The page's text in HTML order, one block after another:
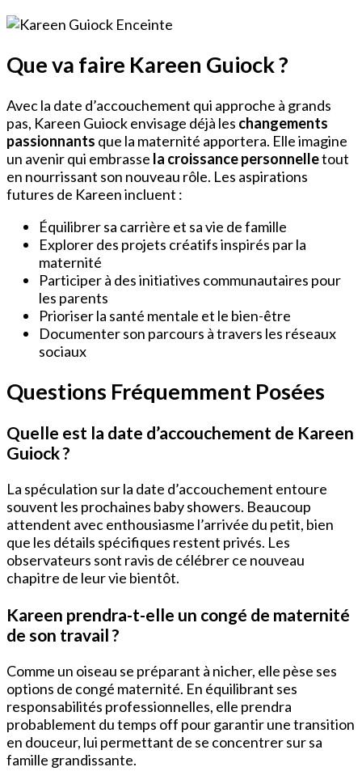
Que va faire Kareen Guiock ?
Avec la date d’accouchement qui approche à grands
pas, Kareen Guiock envisage déjà les changements
passionnants que la maternité apportera. Elle imagine
un avenir qui embrasse la croissance personnelletout
en nourrissant son nouveau rôle. Les aspirations
futures de Kareen incluent :
Équilibrer sa carrière et sa vie de famille
Explorer des projets créatifs inspirés par la
maternité
Participer à des initiatives communautaires pour
les parents
Prioriser la santé mentale et le bien-être
Documenter son parcours à travers les réseaux
sociaux
Questions Fréquemment Posées
Quelle est la date d’accouchement de Kareen
Guiock ?
La spéculation sur la date d’accouchement entoure
souvent les prochaines baby showers. Beaucoup
attendent avec enthousiasme l’arrivée du petit, bien
que les détails spécifiques restent privés. Les
observateurs sont ravis de célébrer ce nouveau
chapitre de leur vie bientôt.
Kareen prendra-t-elle un congé de maternité
de son travail ?
Comme un oiseau se préparant à nicher, elle pèse ses
options de congé maternité. En équilibrant ses
responsabilités professionnelles, elle prendra
probablement du temps off pour garantir une transition
en douceur, lui permettant de se concentrer sur sa
famille grandissante.